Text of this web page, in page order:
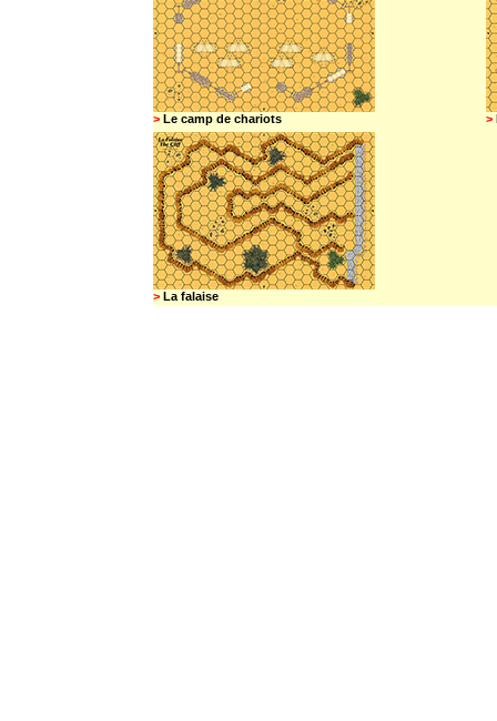
> Le camp de chariots >
> La falaise